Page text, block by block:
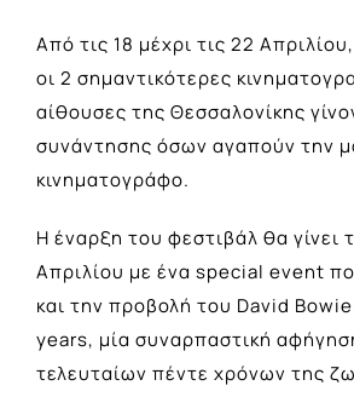
Από τις 18 μέχρι τις 22
οι 2 σημαντικότερες
αίθουσες της Θεσσαλονίκης
συνάντησης όσων αγαπούν την
κινηματογράφο.
Η έναρξη του φεστιβάλ θα γίνει
Απριλίου με ένα special event
και την προβολή του David
years, μία συναρπαστική
τελευταίων πέντε χρόνων της